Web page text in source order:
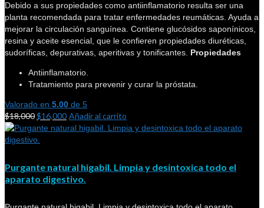
Debido a sus propiedades como antiinflamatorio resulta ser una
planta recomendada para tratar enfermedades reumáticas. Ayuda a
mejorar la circulación sanguínea. Contiene glucósidos saponínicos,
resina y aceite esencial, que le confieren propiedades diuréticas,
sudoríficas, depurativas, aperitivas y tonificantes. Propiedades
Antiinflamatorio.
Tratamiento para prevenir y curar la próstata.
Valorado en 5.00 de 5
$18,000$16,000 Añadir al carrito
Purgante natural higabil. Limpia y desintoxica todo el
aparato digestivo.